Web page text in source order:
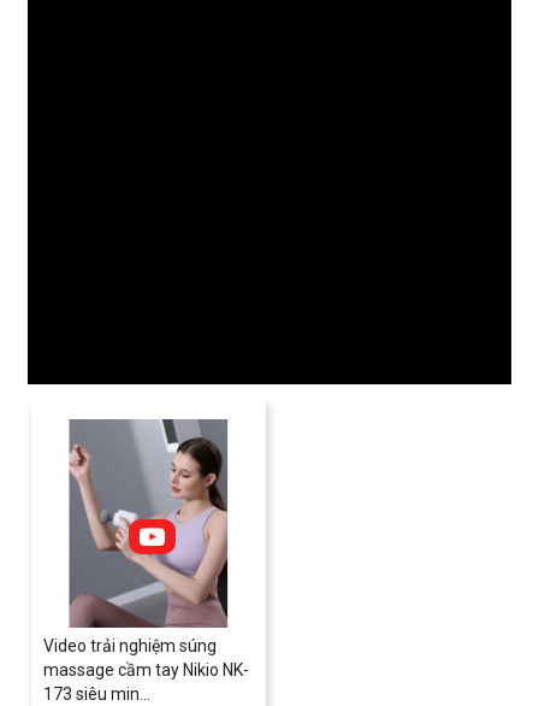
Video trải nghiệm súng
massage cầm tay Nikio NK-
173 siêu min...